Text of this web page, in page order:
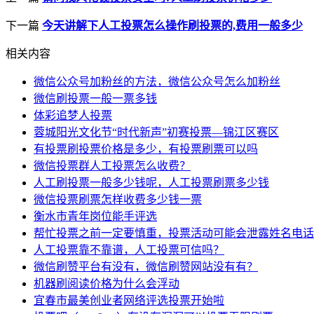
下一篇 今天讲解下人工投票怎么操作刷投票的,费用一般多少
相关内容
微信公众号加粉丝的方法，微信公众号怎么加粉丝
微信刷投票一般一票多钱
体彩追梦人投票
蓉城阳光文化节“时代新声”初赛投票—锦江区赛区
有投票刷投票价格是多少，有投票刷票可以吗
微信投票群人工投票怎么收费？
人工刷投票一般多少钱呢，人工投票刷票多少钱
微信投票刷票怎样收费多少钱一票
衡水市青年岗位能手评选
帮忙投票之前一定要慎重，投票活动可能会泄露姓名电
人工投票靠不靠谱，人工投票可信吗？
微信刷赞平台有没有，微信刷赞网站没有有？
机器刷阅读价格为什么会浮动
宜春市最美创业者网络评选投票开始啦